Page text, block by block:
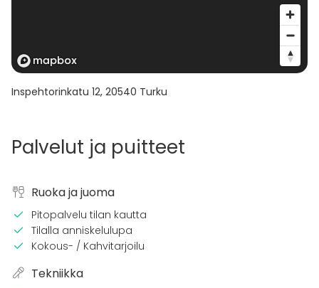
Inspehtorinkatu 12, 20540 Turku
Palvelut ja puitteet
Ruoka ja juoma
Pitopalvelu tilan kautta
Tilalla anniskelulupa
Kokous- / Kahvitarjoilu
Tekniikka